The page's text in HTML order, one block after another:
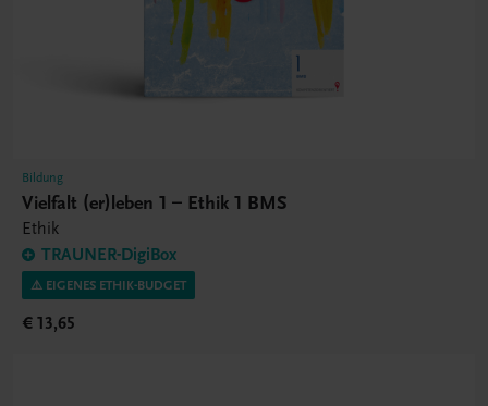
Bildung
Vielfalt (er)leben 1 – Ethik 1 BMS
Ethik
TRAUNER-DigiBox
⚠️ EIGENES ETHIK-BUDGET
€ 13,65